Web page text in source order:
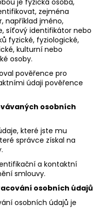
zejména
například jméno,
síťový identifikátor nebo
fyzické, fyziologické,
kulturní nebo
osoby.
pověřence pro
údaji pověřence
osobních
které jste mu
správce získal na
a kontaktní
smlouvy.
osobních údajů
osobních údajů je